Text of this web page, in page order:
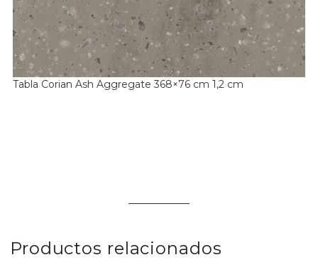
Tabla Corian Ash Aggregate 368×76 cm 1,2 cm
Productos relacionados